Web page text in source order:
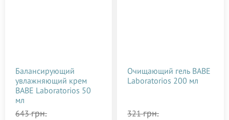
Балансирующий
увлажняющий крем
BABE Laboratorios 50
мл
643грн.
Очищающий гель BABE
Laboratorios 200 мл
321грн.